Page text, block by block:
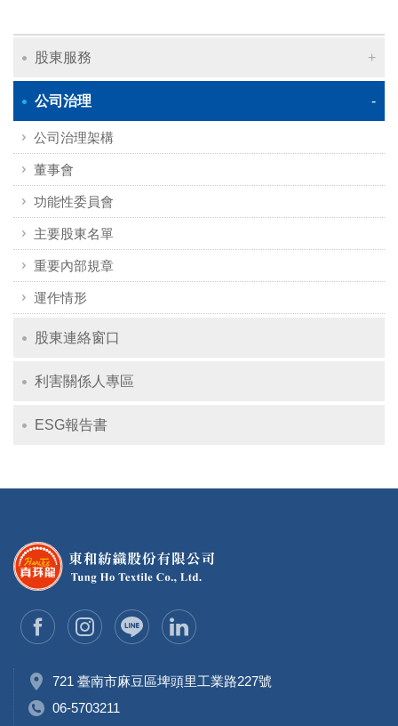
股東服務
公司治理
公司治理架構
董事會
功能性委員會
主要股東名單
重要內部規章
運作情形
股東連絡窗口
利害關係人專區
ESG報告書
721 臺南市麻豆區埤頭里工業路227號
06-5703211